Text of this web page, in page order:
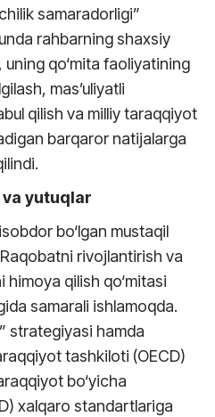
samaradorligi”
rahbarning shaxsiy
uning qo‘mita faoliyatining
mas’uliyatli
qilish va milliy taraqqiyot
barqaror natijalarga
yutuqlar
bo‘lgan mustaqil
rivojlantirish va
himoya qilish qo‘mitasi
samarali ishlamoqda.
strategiyasi hamda
tashkiloti (OECD)
bo‘yicha
xalqaro standartlariga